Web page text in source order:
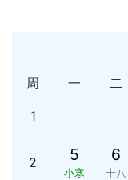
周 一 二
1
2 5
小寒
6
十八